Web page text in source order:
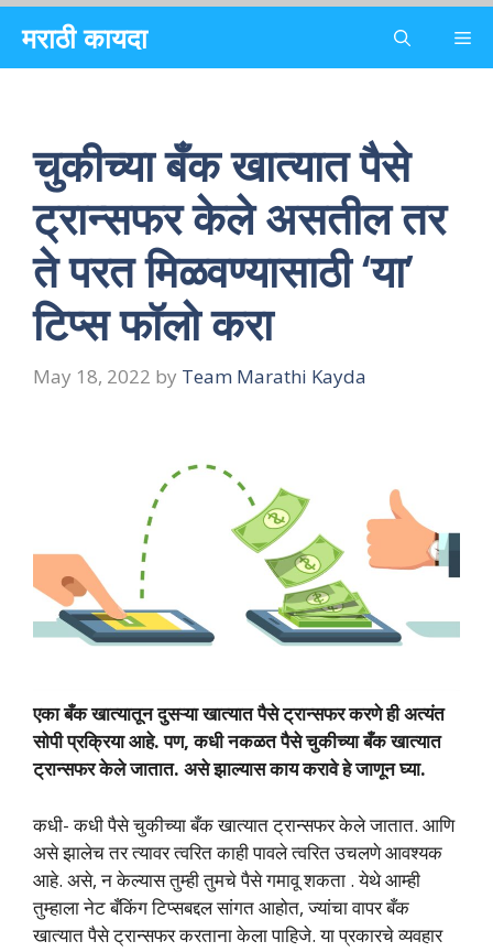
content
मराठी कायदा
चुकीच्या बँक खात्यात पैसे
ट्रान्सफर केले असतील तर
ते परत मिळवण्यासाठी ‘या’
टिप्स फॉलो करा
May 18, 2022 by Team Marathi Kayda
एका बँक खात्यातून दुसऱ्या खात्यात पैसे ट्रान्सफर करणे ही अत्यंत
सोपी प्रक्रिया आहे. पण, कधी नकळत पैसे चुकीच्या बँक खात्यात
ट्रान्सफर केले जातात. असे झाल्यास काय करावे हे जाणून घ्या.
कधी- कधी पैसे चुकीच्या बँक खात्यात ट्रान्सफर केले जातात. आणि
असे झालेच तर त्यावर त्वरित काही पावले त्वरित उचलणे आवश्यक
आहे. असे, न केल्यास तुम्ही तुमचे पैसे गमावू शकता . येथे आम्ही
तुम्हाला नेट बँकिंग टिप्सबद्दल सांगत आहोत, ज्यांचा वापर बँक
खात्यात पैसे ट्रान्सफर करताना केला पाहिजे. या प्रकारचे व्यवहार